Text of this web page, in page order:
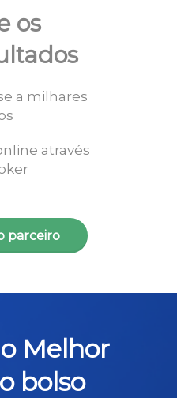
os
a milhares
através
parceiro
Melhor
bolso